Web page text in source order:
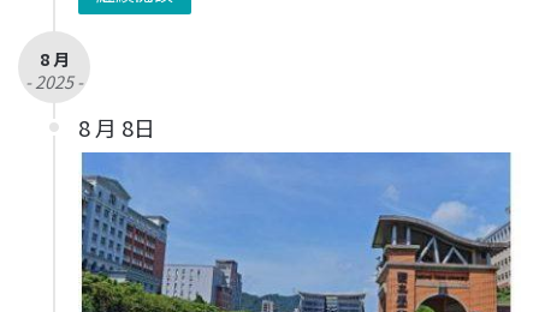
8 月
- 2025 -
8 月 8日